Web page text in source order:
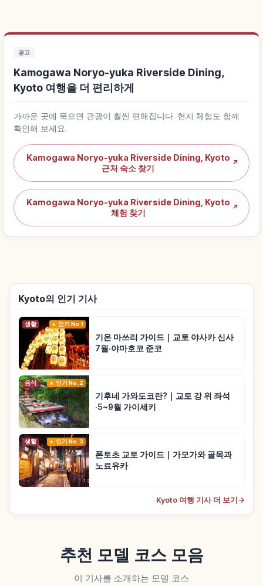
광고
Kamogawa Noryo-yuka Riverside Dining,
Kyoto 여행을 더 편리하게
가까운 곳에 묵으면 관광이 훨씬 편해집니다. 현지 체험도 함께
확인해 보세요.
Kamogawa Noryo-yuka Riverside Dining, Kyoto
근처 숙소 찾기
↗
Kamogawa Noryo-yuka Riverside Dining, Kyoto
체험 찾기
↗
Kyoto의 인기 기사
생활 인기 No.1
기온 마쓰리 가이드｜교토 야사카 신사
7월·야마호코 준코
음식 인기 No.2
기후네 가와도코란?｜교토 강 위 좌석
·5~9월 가이세키
생활 인기 No.3
폰토초 교토 가이드｜가모가와 골목과
노료유카
Kyoto 여행 기사 더 보기→
추천 모델 코스 모음
이 기사를 소개하는 모델 코스